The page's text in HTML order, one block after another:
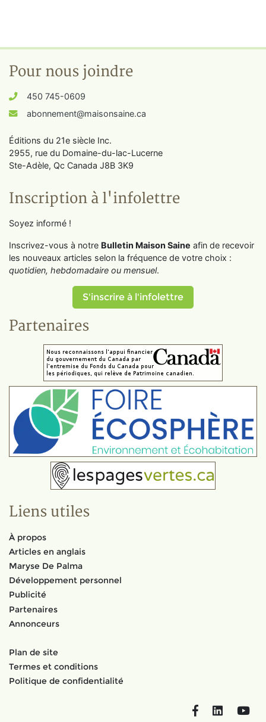
Pour nous joindre
450 745-0609
abonnement@maisonsaine.ca
Éditions du 21e siècle Inc.
2955, rue du Domaine-du-lac-Lucerne
Ste-Adèle, Qc Canada J8B 3K9
Inscription à l'infolettre
Soyez informé !
Inscrivez-vous à notre Bulletin Maison Saine afin de recevoir
les nouveaux articles selon la fréquence de votre choix :
quotidien, hebdomadaire ou mensuel.
S'inscrire à l'infolettre
Partenaires
Liens utiles
À propos
Articles en anglais
Maryse De Palma
Développement personnel
Publicité
Partenaires
Annonceurs
Plan de site
Termes et conditions
Politique de confidentialité
FacebookLinkedIn